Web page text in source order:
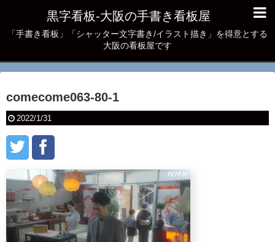
黒字看板‐大阪の手書き看板屋
「手書き看板」「シャッター文字書き/イラスト描き」を得意とする
大阪の看板屋です
comecome063-80-1
2022/1/31